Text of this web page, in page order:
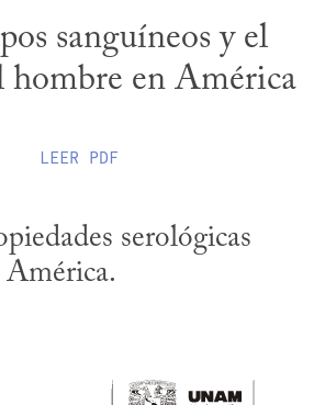
sanguíneos y el
hombre en América
LEER PDF
serológicas
América.